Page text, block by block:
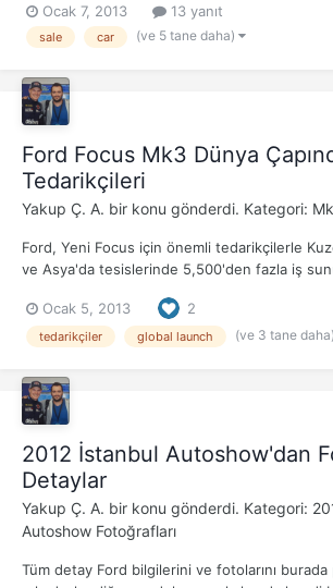
sayılarıyla birlikte; {content} Beni polo şaşırttı
Ocak 7, 2013 13 yanıt
sale car (ve 5 tane daha)
Ford Focus Mk3 Dünya
Tedarikçileri
Yakup Ç. A. bir konu gönderdi. Kategori:
Ford, Yeni Focus için önemli tedarikçilerle
ve Asya'da tesislerinde 5,500'den fazla iş
için parça ve bileşenler dünyada oldukça
bunların bazılarını açıklıyorum; Firma:...
Ocak 5, 2013 2
tedarikçiler global launch (ve 3 tane daha)
2012 İstanbul Autoshow'dan
Detaylar
Yakup Ç. A. bir konu gönderdi. Kategori:
Autoshow Fotoğrafları
Tüm detay Ford bilgilerini ve fotolarını burada